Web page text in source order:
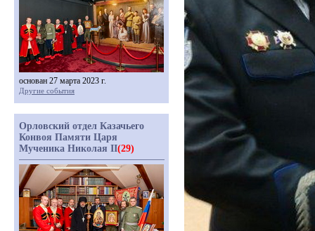
основан 27 марта 2023 г.
Другие события
Орловский отдел Казачьего
Конвоя Памяти Царя
Мученика Николая II(29)